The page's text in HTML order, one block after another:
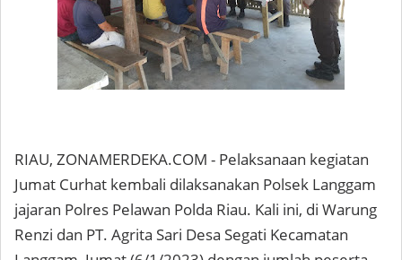
RIAU, ZONAMERDEKA.COM - Pelaksanaan kegiatan
Jumat Curhat kembali dilaksanakan Polsek Langgam
jajaran Polres Pelawan Polda Riau. Kali ini, di Warung
Renzi dan PT. Agrita Sari Desa Segati Kecamatan